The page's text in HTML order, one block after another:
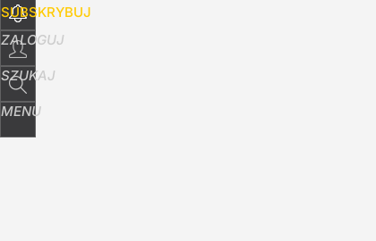
SUBSKRYBUJ
ZALOGUJ
SZUKAJ
MENU